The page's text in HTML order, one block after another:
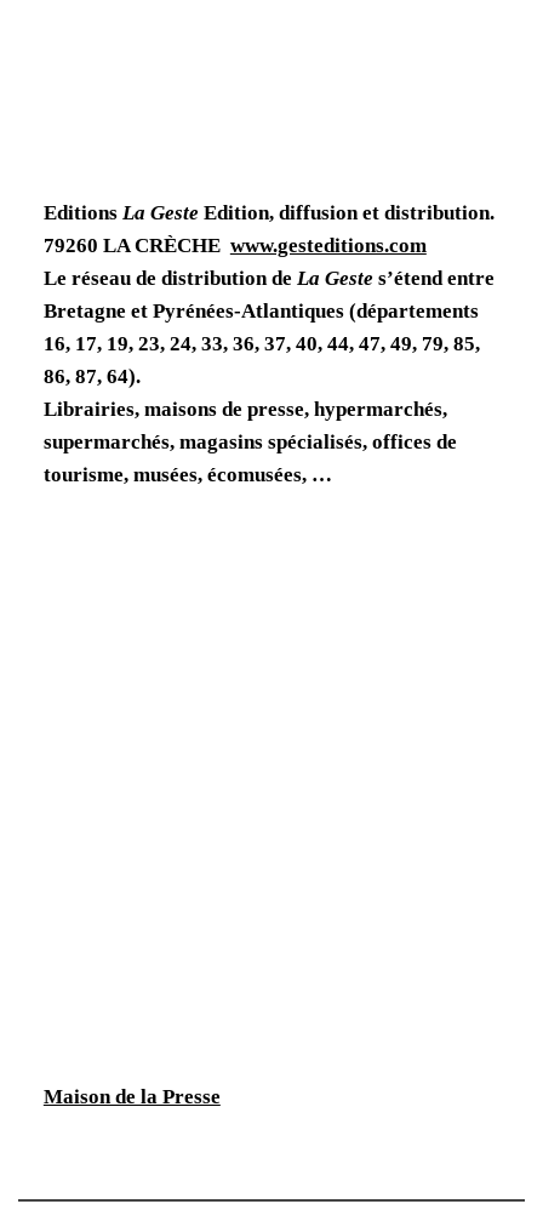
Editions La Geste Edition, diffusion et distribution.
79260 LA CRÈCHE www.gesteditions.com
Le réseau de distribution de La Geste s’étend entre
Bretagne et Pyrénées-Atlantiques (départements
16, 17, 19, 23, 24, 33, 36, 37, 40, 44, 47, 49, 79, 85,
86, 87, 64).
Librairies, maisons de presse, hypermarchés,
supermarchés, magasins spécialisés, offices de
tourisme, musées, écomusées, …
Maison de la Presse